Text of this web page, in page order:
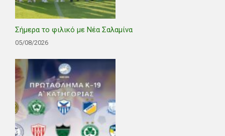
Σήμερα το φιλικό με Νέα Σαλαμίνα
05/08/2026